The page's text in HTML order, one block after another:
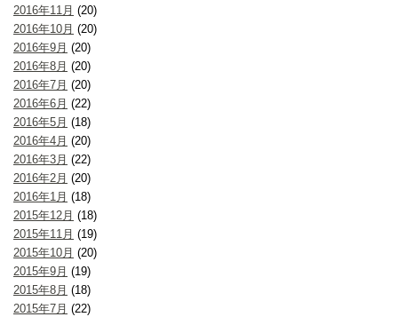
2016年11月 (20)
2016年10月 (20)
2016年9月 (20)
2016年8月 (20)
2016年7月 (20)
2016年6月 (22)
2016年5月 (18)
2016年4月 (20)
2016年3月 (22)
2016年2月 (20)
2016年1月 (18)
2015年12月 (18)
2015年11月 (19)
2015年10月 (20)
2015年9月 (19)
2015年8月 (18)
2015年7月 (22)